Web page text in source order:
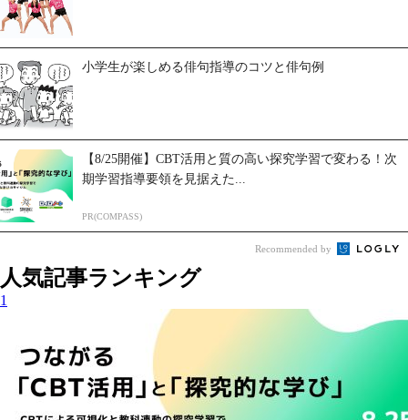
小学生が楽しめる俳句指導のコツと俳句例
【8/25開催】CBT活用と質の高い探究学習で変わる！次
期学習指導要領を見据えた...
PR(COMPASS)
Recommended by
人気記事ランキング
1